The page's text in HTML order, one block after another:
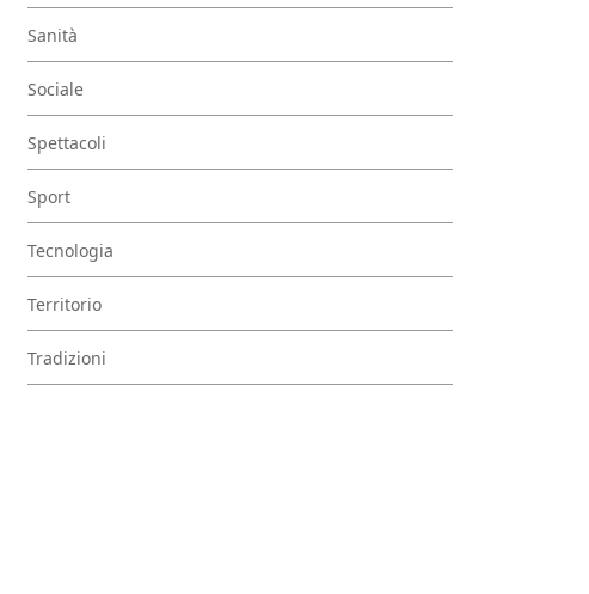
Sanità
Sociale
Spettacoli
Sport
Tecnologia
Territorio
Tradizioni